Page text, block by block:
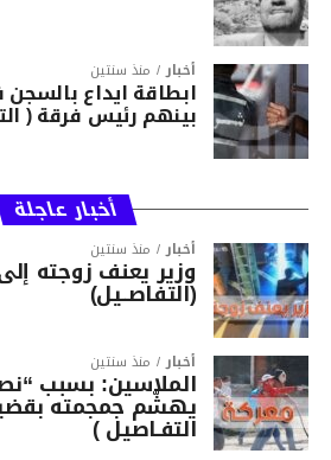
أخبار منذ سنتين
بينهم رئيس فرقة (
أخبار عاجلة
أخبار منذ سنتين
وزير يعنف زوجته
(التفاصــيل)
أخبار منذ سنتين
الملاسين: بسبب
يهشّم جمجمته
التفـاصيل )